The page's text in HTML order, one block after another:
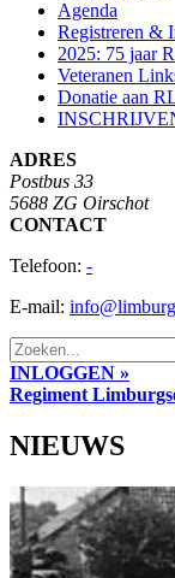
Agenda
Registreren &
2025: 75 jaar
Veteranen
Donatie aan
ADRES
Postbus 33
5688 ZG Oirschot
CONTACT
Telefoon: -
E-mail:
INLOGGEN »
Regiment
NIEUWS